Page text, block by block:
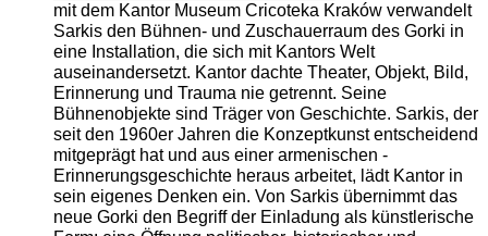
mit dem Kantor Museum Cricoteka Kraków verwandelt
Sarkis den Bühnen- und Zuschauerraum des Gorki in
eine Installation, die sich mit Kantors Welt
auseinandersetzt. Kantor dachte Theater, Objekt, Bild,
Erinnerung und Trauma nie getrennt. Seine
Bühnenobjekte sind Träger von Geschichte. Sarkis, der
seit den 1960er Jahren die Konzeptkunst entscheidend
mitgeprägt hat und aus einer armenischen ­
Erinnerungsgeschichte heraus arbeitet, lädt Kantor in
sein eigenes Denken ein. Von Sarkis übernimmt das
neue Gorki den Begriff der Einladung als künstlerische